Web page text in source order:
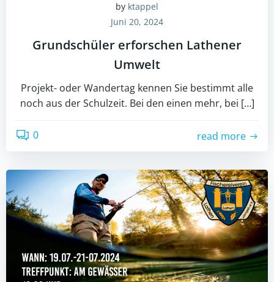
by ktappel
Juni 20, 2024
Grundschüler erforschen Lathener
Umwelt
Projekt- oder Wandertag kennen Sie bestimmt alle
noch aus der Schulzeit. Bei den einen mehr, bei […]
0 read more